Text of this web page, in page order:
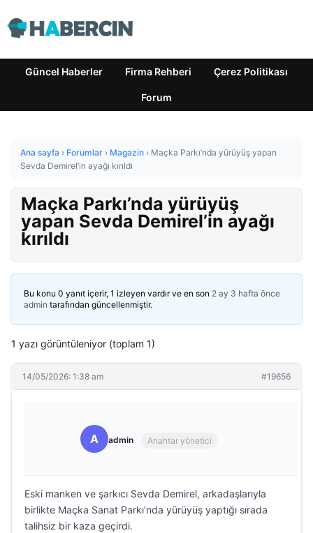
Güncel Haberler Firma Rehberi Çerez Politikası
Forum
Ana sayfa › Forumlar › Magazin › Maçka Parkı’nda yürüyüş yapan
Sevda Demirel’in ayağı kırıldı
Maçka Parkı’nda yürüyüş
yapan Sevda Demirel’in ayağı
kırıldı
Bu konu 0 yanıt içerir, 1 izleyen vardır ve en son 2 ay 3 hafta önce
admin tarafından güncellenmiştir.
1 yazı görüntüleniyor (toplam 1)
14/05/2026: 1:38 am #19656
A admin Anahtar yönetici
Eski manken ve şarkıcı Sevda Demirel, arkadaşlarıyla
birlikte Maçka Sanat Parkı’nda yürüyüş yaptığı sırada
talihsiz bir kaza geçirdi.